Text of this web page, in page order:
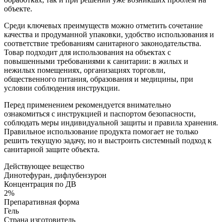
объекте.
Среди ключевых преимуществ можно отметить сочетание
качества и продуманной упаковки, удобство использования и
соответствие требованиям санитарного законодательства.
Товар подходит для использования на объектах с
повышенными требованиями к санитарии: в жилых и
нежилых помещениях, организациях торговли,
общественного питания, образования и медицины, при
условии соблюдения инструкции.
Перед применением рекомендуется внимательно
ознакомиться с инструкцией и паспортом безопасности,
соблюдать меры индивидуальной защиты и правила хранения.
Правильное использование продукта помогает не только
решить текущую задачу, но и выстроить системный подход к
санитарной защите объекта.
Действующее вещество
Динотефуран, дифлубензурон
Концентрация по ДВ
2%
Препаративная форма
Гель
Страна изготовитель